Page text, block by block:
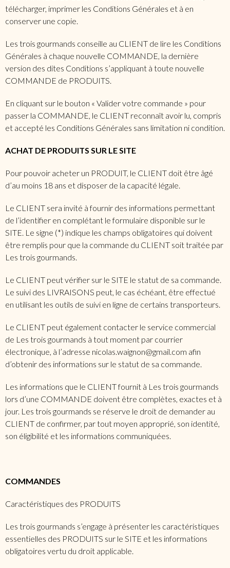
télécharger, imprimer les Conditions Générales et à en
conserver une copie.
Les trois gourmands conseille au CLIENT de lire les Conditions
Générales à chaque nouvelle COMMANDE, la dernière
version des dites Conditions s’appliquant à toute nouvelle
COMMANDE de PRODUITS.
En cliquant sur le bouton « Valider votre commande » pour
passer la COMMANDE, le CLIENT reconnaît avoir lu, compris
et accepté les Conditions Générales sans limitation ni condition.
ACHAT DE PRODUITS SUR LE SITE
Pour pouvoir acheter un PRODUIT, le CLIENT doit être âgé
d’au moins 18 ans et disposer de la capacité légale.
Le CLIENT sera invité à fournir des informations permettant
de l’identifier en complétant le formulaire disponible sur le
SITE. Le signe (*) indique les champs obligatoires qui doivent
être remplis pour que la commande du CLIENT soit traitée par
Les trois gourmands.
Le CLIENT peut vérifier sur le SITE le statut de sa commande.
Le suivi des LIVRAISONS peut, le cas échéant, être effectué
en utilisant les outils de suivi en ligne de certains transporteurs.
Le CLIENT peut également contacter le service commercial
de Les trois gourmands à tout moment par courrier
électronique, à l’adresse nicolas.waignon@gmail.com afin
d’obtenir des informations sur le statut de sa commande.
Les informations que le CLIENT fournit à Les trois gourmands
lors d’une COMMANDE doivent être complètes, exactes et à
jour. Les trois gourmands se réserve le droit de demander au
CLIENT de confirmer, par tout moyen approprié, son identité,
son éligibilité et les informations communiquées.
COMMANDES
Caractéristiques des PRODUITS
Les trois gourmands s’engage à présenter les caractéristiques
essentielles des PRODUITS sur le SITE et les informations
obligatoires vertu du droit applicable.